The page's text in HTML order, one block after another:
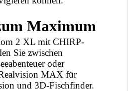
Maximum
2 XL mit CHIRP-
Sie zwischen
oder
MAX für
und 3D-Fischfinder.